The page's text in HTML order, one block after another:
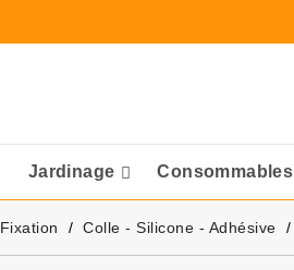
Jardinage Consommables
Fixation Colle - Silicone - Adhésive